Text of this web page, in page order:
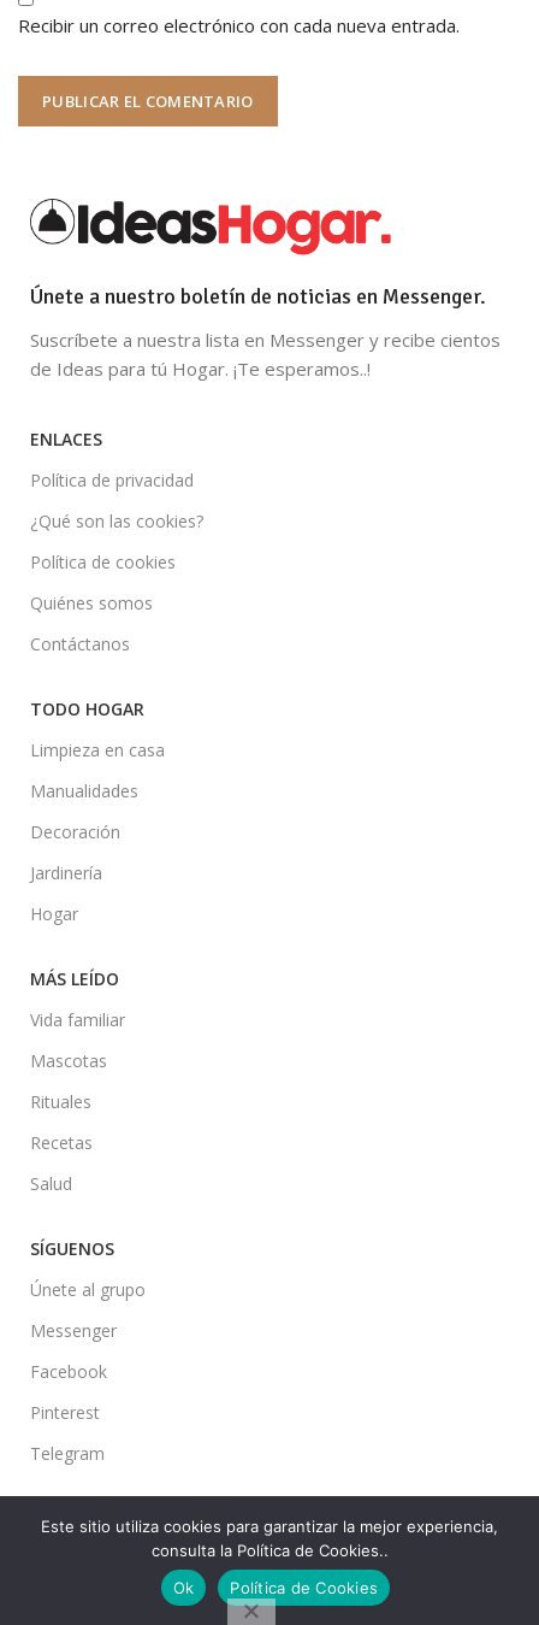
Recibir un correo electrónico con cada nueva entrada.
Únete a nuestro boletín de noticias en Messenger.
Suscríbete a nuestra lista en Messenger y recibe cientos
de Ideas para tú Hogar. ¡Te esperamos..!
ENLACES
Política de privacidad
¿Qué son las cookies?
Política de cookies
Quiénes somos
Contáctanos
TODO HOGAR
Limpieza en casa
Manualidades
Decoración
Jardinería
Hogar
MÁS LEÍDO
Vida familiar
Mascotas
Rituales
Recetas
Salud
SÍGUENOS
Únete al grupo
Messenger
Facebook
Pinterest
Telegram
2022 Created ByCMS. Premium Blog Solutions.
Este sitio utiliza cookies para garantizar la mejor experiencia,
consulta la Política de Cookies..
Ok
Política de Cookies